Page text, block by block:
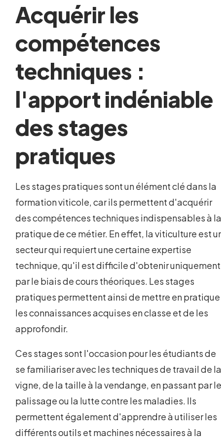
Acquérir les
compétences
techniques :
l'apport indéniable
des stages
pratiques
Les stages pratiques sont un élément clé dans la
formation viticole, car ils permettent d'acquérir
des compétences techniques indispensables à
pratique de ce métier. En effet, la viticulture est
secteur qui requiert une certaine expertise
technique, qu'il est difficile d'obtenir uniquement
par le biais de cours théoriques. Les stages
pratiques permettent ainsi de mettre en pratique
les connaissances acquises en classe et de les
approfondir.
Ces stages sont l'occasion pour les étudiants de
se familiariser avec les techniques de travail de
vigne, de la taille à la vendange, en passant par
palissage ou la lutte contre les maladies. Ils
permettent également d'apprendre à utiliser les
différents outils et machines nécessaires à la